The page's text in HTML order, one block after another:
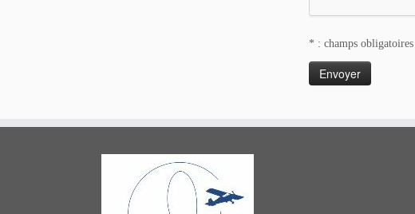
* : champs obligatoires